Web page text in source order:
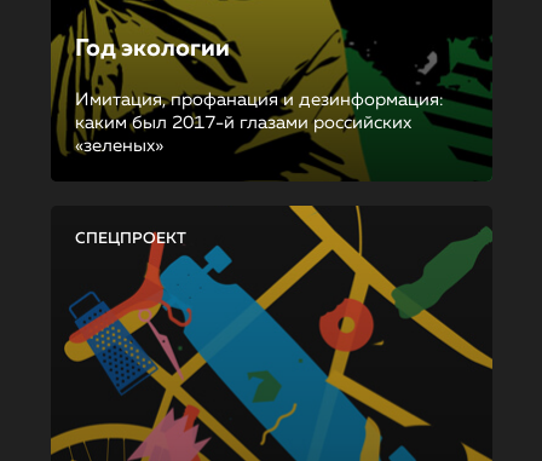
Год экологии
Имитация, профанация и дезинформация:
каким был 2017-й глазами российских
«зеленых»
СПЕЦПРОЕКТ